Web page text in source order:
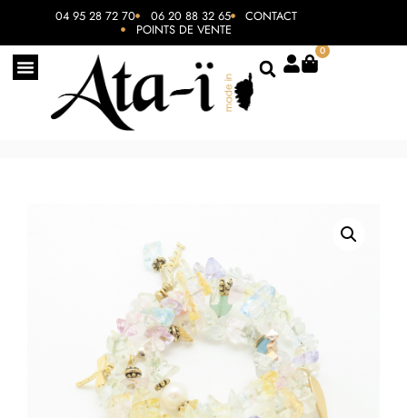
04 95 28 72 70 06 20 88 32 65 CONTACT
POINTS DE VENTE
0